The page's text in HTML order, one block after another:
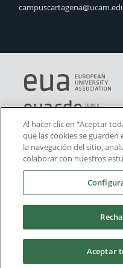
Al hacer clic en “Aceptar
que las cookies se
la navegación del sitio,
colaborar con nuestros
Aceptar